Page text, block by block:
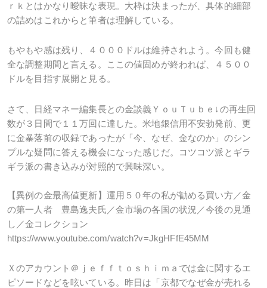
ｒｋとはかなり曖昧な表現。大枠は決まったが、具体的細部
の詰めはこれからと筆者は理解している。
もやもや感は残り、４０００ドルは維持されよう。今回も健
全な調整期間と言える。ここの値固めが終われば、４５００
ドルを目指す展開と見る。
さて、日経マネー編集長との金談義ＹｏｕＴｕｂｅ↓の再生回
数が３日間で１１万回に達した。米地銀信用不安勃発前、更
に金暴落前の収録であったが「今、なぜ、金なのか」のシン
プルな疑問に答える機会になった感じだ。コツコツ派とギラ
ギラ派の書き込みが対照的で興味深い。
【異例の金最高値更新】運用５０年の私が勧める買い方／金
の第一人者 豊島逸夫氏／金市場の各国の状況／今後の見通
し／金コレクション
https://www.youtube.com/watch?v=JkgHFfE45MM
Ｘのアカウント＠ｊｅｆｆｔｏｓｈｉｍａでは金に関するエ
ピソードなどを呟いている。昨日は「京都でなぜ金が売れる